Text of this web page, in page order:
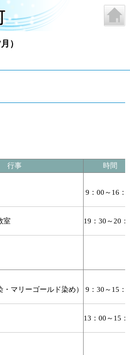
）
行事
時間
室
9：00～16：
19：30～20：
・マリーゴールド染め）
9：30～15：
13：00～15：